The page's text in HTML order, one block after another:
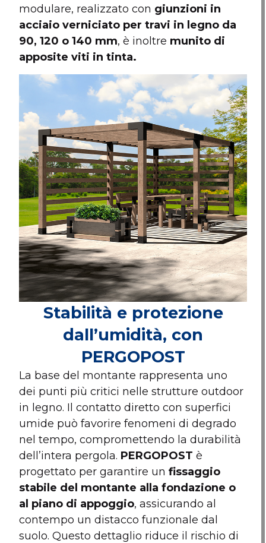
modulare, realizzato con giunzioni in
acciaio verniciato per travi in legno da
90, 120 o 140 mm, è inoltre munito di
apposite viti in tinta.
Stabilità e protezione
dall’umidità, con
PERGOPOST
La base del montante rappresenta uno
dei punti più critici nelle strutture outdoor
in legno. Il contatto diretto con superfici
umide può favorire fenomeni di degrado
nel tempo, compromettendo la durabilità
dell’intera pergola. PERGOPOST è
progettato per garantire unfissaggio
stabile del montante alla fondazione o
al piano di appoggio, assicurando al
contempo un distacco funzionale dal
suolo. Questo dettaglio riduce il rischio di